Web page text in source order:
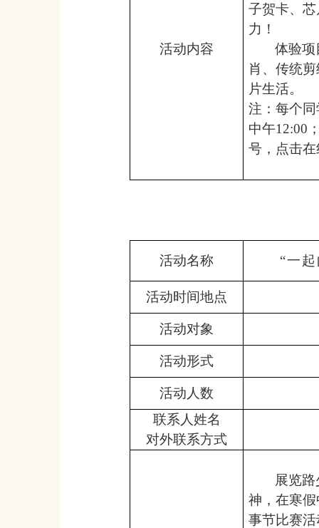
活动内容
子贺卡、
力！
体验项
肖、传统
片生活。
注：每个
中午12:00
号，点击
活动名称 “一
活动时间地点
活动对象
活动形式
活动人数
联系人姓名
对外联系方式
展览
神，在寒
事节比赛